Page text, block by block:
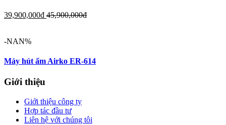
39,900,000đ 45,900,000đ
-NAN%
Máy hút ẩm Airko ER-614
Giới thiệu
Giới thiệu công ty
Hợp tác đầu tư
Liên hệ với chúng tôi